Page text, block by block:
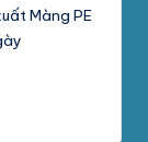
Màng PE